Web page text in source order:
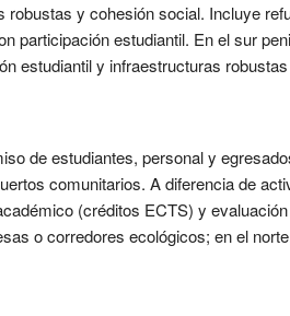
robustas y cohesión social. Incluye
participación estudiantil. En el sur
estudiantil y infraestructuras
de estudiantes, personal y
comunitarios. A diferencia de
(créditos ECTS) y
o corredores ecológicos; en el